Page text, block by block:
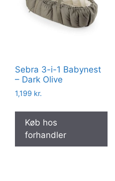
Sebra 3-i-1 Babynest
– Dark Olive
1,199 kr.
Køb hos
forhandler